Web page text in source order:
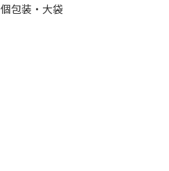
個包装・大袋